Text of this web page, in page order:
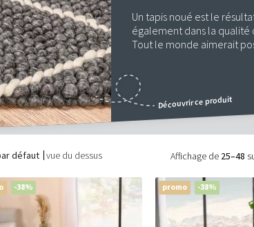
Un tapis noué est le
également dans la qualité
Tout le monde aimerait
Découvrir ce produit
défaut vue du dessus Affichage de 25–48
-38% promo -38%